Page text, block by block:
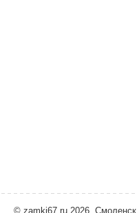
© zamki67.ru 2026, Смоленск